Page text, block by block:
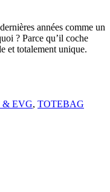
années comme un
? Parce qu’il coche
et totalement unique.
& EVG, TOTEBAG